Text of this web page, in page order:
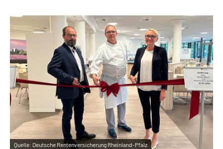
Suche
Leichte Sprache
Gebärdensprache
Quelle: Deutsche Rentenversicherung Rheinland-Pfalz